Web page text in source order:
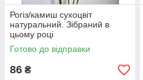
Рогіз/камиш сухоцвіт
натуральний. Зібраний в
цьому році
Готово до відправки
86 ₴